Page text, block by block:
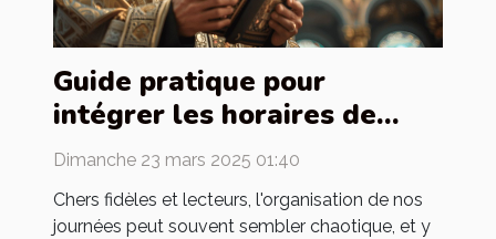
Guide pratique pour
intégrer les horaires de
messes dans votre
quotidien
Dimanche 23 mars 2025 01:40
Chers fidèles et lecteurs, l'organisation de nos
journées peut souvent sembler chaotique, et y